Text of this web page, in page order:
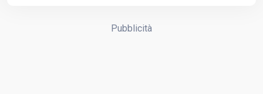
Pubblicità